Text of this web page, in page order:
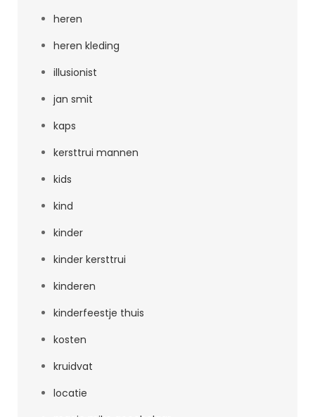
heren
heren kleding
illusionist
jan smit
kaps
kersttrui mannen
kids
kind
kinder
kinder kersttrui
kinderen
kinderfeestje thuis
kosten
kruidvat
locatie